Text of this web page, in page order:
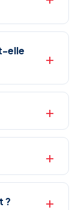
elle
?